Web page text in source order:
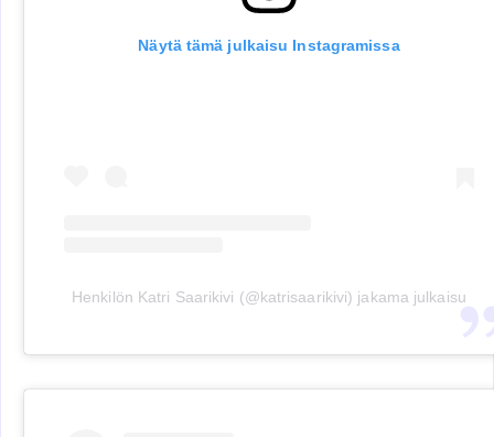
Näytä tämä julkaisu Instagramissa
Henkilön Katri Saarikivi (@katrisaarikivi) jakama julkaisu